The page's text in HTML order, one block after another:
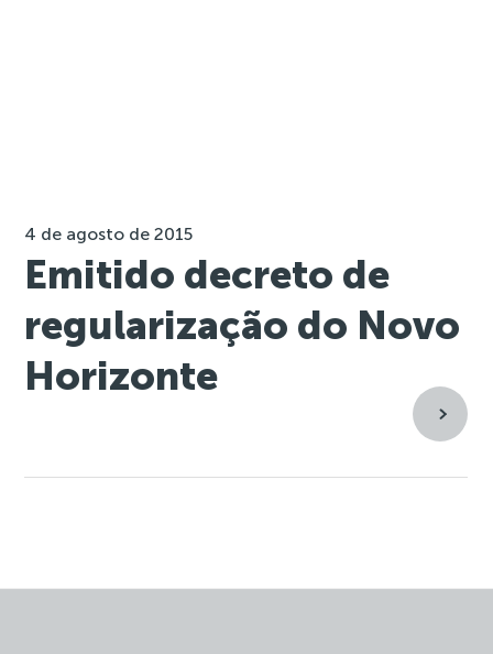
4 de agosto de 2015
Emitido decreto de
regularização do Novo
Horizonte